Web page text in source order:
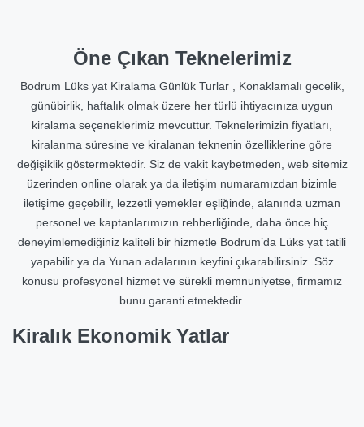
Öne Çıkan Teknelerimiz
Bodrum Lüks yat Kiralama Günlük Turlar , Konaklamalı gecelik,
günübirlik, haftalık olmak üzere her türlü ihtiyacınıza uygun
kiralama seçeneklerimiz mevcuttur. Teknelerimizin fiyatları,
kiralanma süresine ve kiralanan teknenin özelliklerine göre
değişiklik göstermektedir. Siz de vakit kaybetmeden, web sitemiz
üzerinden online olarak ya da iletişim numaramızdan bizimle
iletişime geçebilir, lezzetli yemekler eşliğinde, alanında uzman
personel ve kaptanlarımızın rehberliğinde, daha önce hiç
deneyimlemediğiniz kaliteli bir hizmetle Bodrum’da Lüks yat tatili
yapabilir ya da Yunan adalarının keyfini çıkarabilirsiniz. Söz
konusu profesyonel hizmet ve sürekli memnuniyetse, firmamız
bunu garanti etmektedir.
Kiralık Ekonomik Yatlar